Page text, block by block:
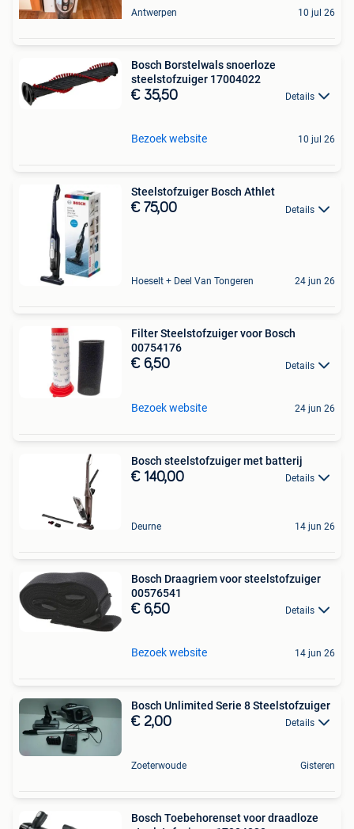
Antwerpen 10 jul 26
Bosch Borstelwals snoerloze
steelstofzuiger 17004022
€ 35,50 Details
Bezoek website 10 jul 26
Steelstofzuiger Bosch Athlet
€ 75,00 Details
Hoeselt + Deel Van Tongeren 24 jun 26
Filter Steelstofzuiger voor Bosch
00754176
€ 6,50 Details
Bezoek website 24 jun 26
Bosch steelstofzuiger met batterij
€ 140,00 Details
Deurne 14 jun 26
Bosch Draagriem voor steelstofzuiger
00576541
€ 6,50 Details
Bezoek website 14 jun 26
Bosch Unlimited Serie 8 Steelstofzuiger
€ 2,00 Details
Zoeterwoude Gisteren
Bosch Toebehorenset voor draadloze